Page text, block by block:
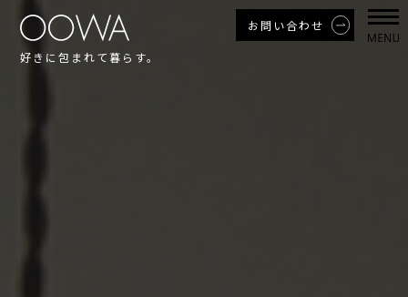
お問い合わせ
好きに包まれて暮らす。